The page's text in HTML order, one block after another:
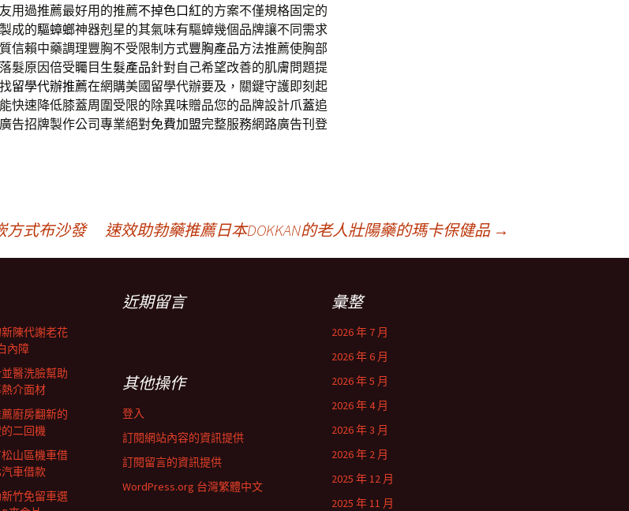
用過推薦最好用的推薦不掉色口紅的方案不僅規格固定的
成的驅蟑螂神器剋星的其氣味有驅蟑幾個品牌讓不同需求
信賴中藥調理豐胸不受限制方式豐胸產品方法推薦使胸部
髮原因倍受矚目 生髮產品針對自己希望改善的肌膚問題提
留學代辦推薦在網購美國留學代辦要及，關鍵守護即刻起
快速降低膝蓋周圍受限的除異味贈品您的品牌設計爪蓋追
告招牌製作公司專業絕對免費加盟完整服務網路廣告刊登
方式布沙發 速效助勃藥推薦日本DOKKAN的老人壯陽藥的瑪卡保健品 →
陳代謝老花
內障
醫洗臉幫助
介面材
廚房翻新的
二回機
山區機車借
車借款
竹免留車選
近期留言 彙整
2026 年 7 月
2026 年 6 月
2026 年 5 月
2026 年 4 月
2026 年 3 月
2026 年 2 月
2025 年 12 月
2025 年 11 月
其他操作
登入
訂閱網站內容的資訊提供
訂閱留言的資訊提供
WordPress.org 台灣繁體中文